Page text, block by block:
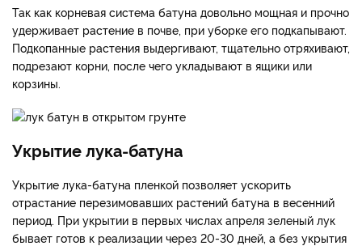
Так как корневая система батуна довольно мощная и прочно
удерживает растение в почве, при уборке его подкапывают.
Подкопанные растения выдергивают, тщательно отряхивают,
подрезают корни, после чего укладывают в ящики или
корзины.
Укрытие лука-батуна
Укрытие лука-батуна пленкой позволяет ускорить
отрастание перезимовавших растений батуна в весенний
период. При укрытии в первых числах апреля зеленый лук
бывает готов к реализации через 20-30 дней, а без укрытия